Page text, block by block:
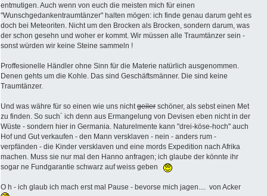
entmutigen. Auch wenn von euch die meisten mich für einen
"Wunschgedankentraumtänzer" halten mögen: ich finde genau darum geht es
doch bei Meteoriten. Nicht um den Brocken als Brocken, sondern darum, was
der schon gesehn und woher er kommt. Wir müssen alle Traumtänzer sein -
sonst würden wir keine Steine sammeln !
Proffesionelle Händler ohne Sinn für die Materie natürlich ausgenommen.
Denen gehts um die Kohle. Das sind Geschäftsmänner. Die sind keine
Traumtänzer.
Und was währe für so einen wie uns nichtgeiler schöner, als sebst einen Met
zu finden. So such´ ich denn aus Ermangelung von Devisen eben nicht in der
Wüste - sondern hier in Germania. Naturelmente kann "drei-köse-hoch" auch
Hof und Gut verkaufen - den Mann versklaven - nein - anders rum -
verpfänden - die Kinder versklaven und eine mords Expedition nach Afrika
machen. Muss sie nur mal den Hanno anfragen; ich glaube der könnte ihr
sogar ne Fundgarantie schwarz auf weiss geben
O h - ich glaub ich mach erst mal Pause - bevorse mich jagen.... von Acker